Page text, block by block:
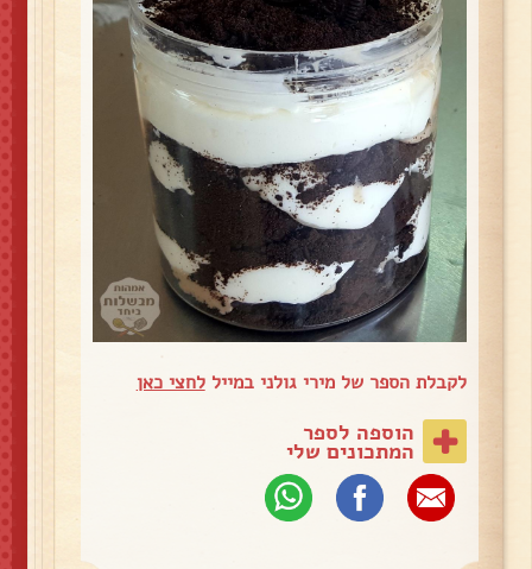
לקבלת הספר של מירי גולני במייללחצי כאן
הוספה לספר
המתכונים שלי